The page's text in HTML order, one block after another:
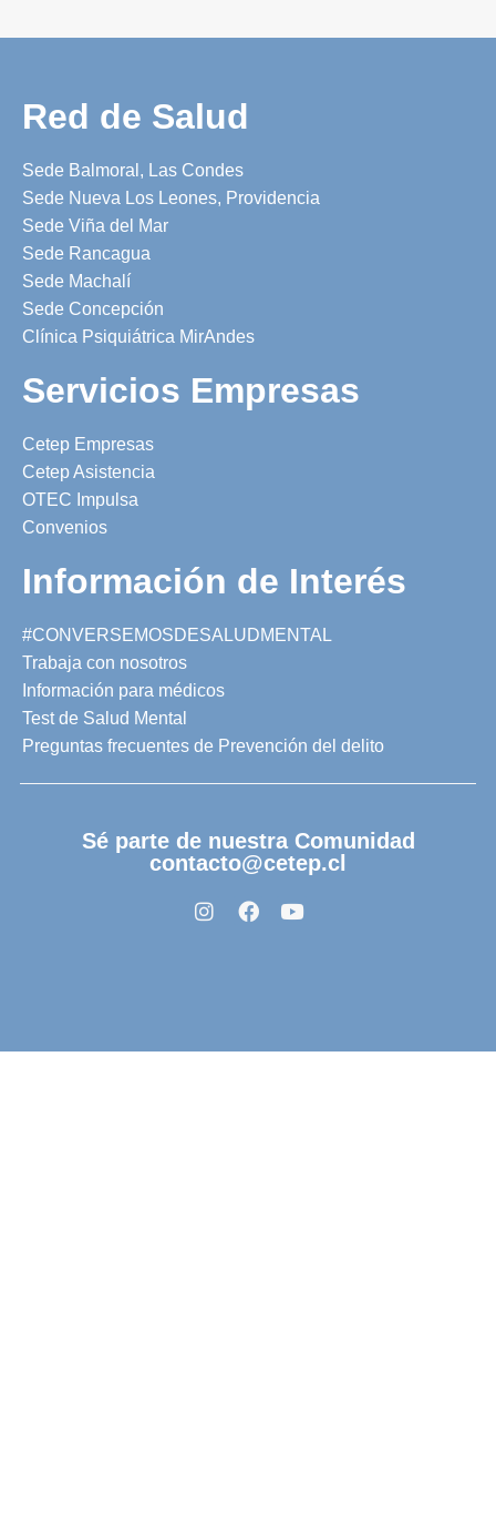
Red de Salud
Sede Balmoral, Las Condes
Sede Nueva Los Leones, Providencia
Sede Viña del Mar
Sede Rancagua
Sede Machalí
Sede Concepción
Clínica Psiquiátrica MirAndes
Servicios Empresas
Cetep Empresas
Cetep Asistencia
OTEC Impulsa
Convenios
Información de Interés
#CONVERSEMOSDESALUDMENTAL
Trabaja con nosotros
Información para médicos
Test de Salud Mental
Preguntas frecuentes de Prevención del delito
Sé parte de nuestra Comunidad
contacto@cetep.cl